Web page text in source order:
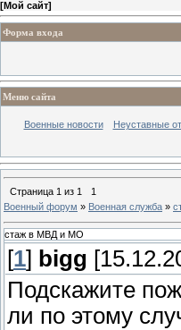
[Мой сайт]
Форма входа
Меню сайта
Военные новости Неуставные
Страница 1 из 1
1
Военный форум » Военная служба »
стаж в МВД и МО
[1] bigg
Подскажите
ли по этому